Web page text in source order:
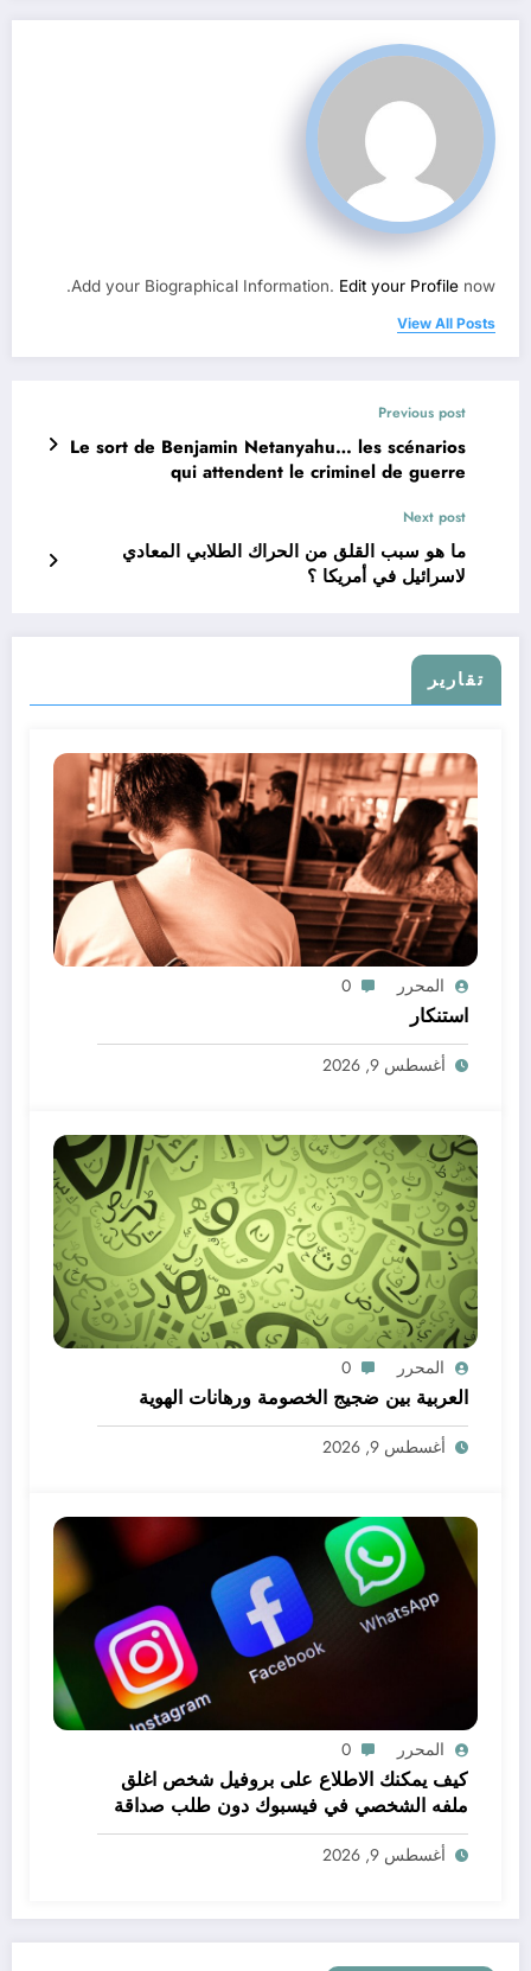
Add your Biographical Information. Edit your Profile now.
View All Posts
Previous post
Le sort de Benjamin Netanyahu… les scénarios
qui attendent le criminel de guerre
Next post
ما هو سبب القلق من الحراك الطلابي المعادي
لاسرائيل في أمريكا ؟
تقارير
المحرر 0
استنكار
أغسطس 9, 2026
المحرر 0
العربية بين ضجيج الخصومة ورهانات الهوية
أغسطس 9, 2026
المحرر 0
كيف يمكنك الاطلاع على بروفيل شخص اغلق
ملفه الشخصي في فيسبوك دون طلب صداقة
.. الاطلاع على محتوى صفحة شخص اغلق ملفه
الشخصي في فيسبوك دون طلب صداقة
أغسطس 9, 2026